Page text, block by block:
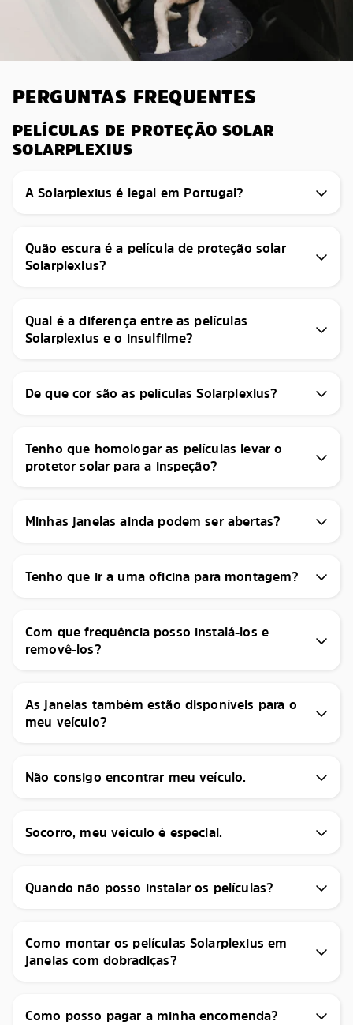
PERGUNTAS FREQUENTES
PELÍCULAS DE PROTEÇÃO SOLAR
SOLARPLEXIUS
A Solarplexius é legal em Portugal?
Quão escura é a película de proteção solar
Solarplexius?
Qual é a diferença entre as películas
Solarplexius e o insulfilme?
De que cor são as películas Solarplexius?
Tenho que homologar as películas levar o
protetor solar para a inspeção?
Minhas janelas ainda podem ser abertas?
Tenho que ir a uma oficina para montagem?
Com que frequência posso instalá-los e
removê-los?
As janelas também estão disponíveis para o
meu veículo?
Não consigo encontrar meu veículo.
Socorro, meu veículo é especial.
Quando não posso instalar os películas?
Como montar os películas Solarplexius em
janelas com dobradiças?
Como posso pagar a minha encomenda?